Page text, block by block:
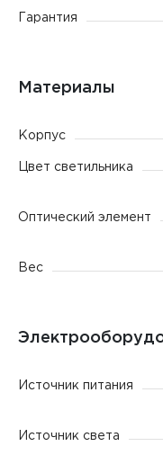
Гарантия
Материалы
Корпус
Цвет светильника
Оптический элемент
Вес
Источник питания
Источник света